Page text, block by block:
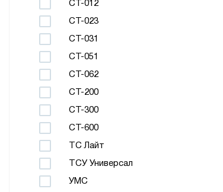
СТ-012
СТ-023
СТ-031
СТ-051
СТ-062
СТ-200
СТ-300
СТ-600
ТС Лайт
ТСУ Универсал
УМС